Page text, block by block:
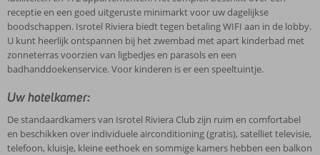
receptie en een goed uitgeruste minimarkt voor uw dagelijkse
boodschappen. Isrotel Riviera biedt tegen betaling WIFI aan in de lobby.
U kunt heerlijk ontspannen bij het zwembad met apart kinderbad met
zonneterras voorzien van ligbedjes en parasols en een
badhanddoekenservice. Voor kinderen is er een speeltuintje.
Uw hotelkamer:
De standaardkamers van Isrotel Riviera Club zijn ruim en comfortabel
en beschikken over individuele airconditioning (gratis), satelliet televisie,
telefoon, kluisje, kleine eethoek en sommige kamers hebben een balkon